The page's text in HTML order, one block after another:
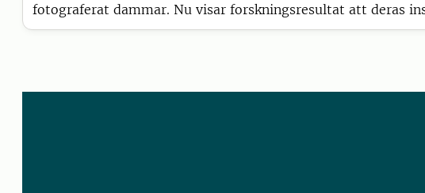
fotograferat dammar. Nu visar forskningsresultat att deras
är ett viktigt komplement till automatiska mätningar och